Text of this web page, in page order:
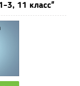
3, 11 класс"